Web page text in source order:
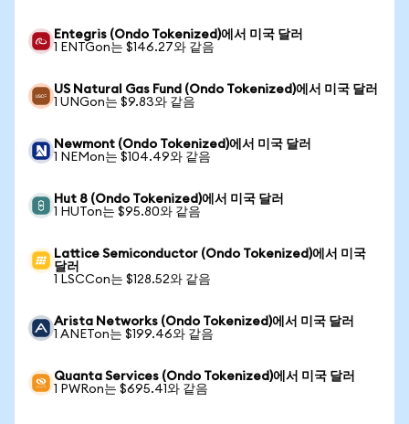
Entegris (Ondo Tokenized)에서 미국 달러
1 ENTGon는 $146.27와 같음
US Natural Gas Fund (Ondo Tokenized)에서 미국 달러
1 UNGon는 $9.83와 같음
Newmont (Ondo Tokenized)에서 미국 달러
1 NEMon는 $104.49와 같음
Hut 8 (Ondo Tokenized)에서 미국 달러
1 HUTon는 $95.80와 같음
Lattice Semiconductor (Ondo Tokenized)에서 미국
달러
1 LSCCon는 $128.52와 같음
Arista Networks (Ondo Tokenized)에서 미국 달러
1 ANETon는 $199.46와 같음
Quanta Services (Ondo Tokenized)에서 미국 달러
1 PWRon는 $695.41와 같음